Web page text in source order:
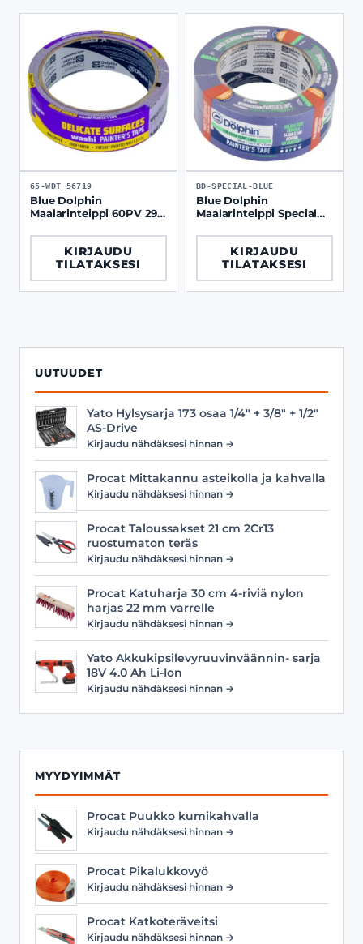
UUTUUDET
Yato Hylsysarja 173 osaa 1/4" + 3/8" + 1/2"
AS-Drive
Kirjaudu nähdäksesi hinnan →
Procat Mittakannu asteikolla ja kahvalla
Kirjaudu nähdäksesi hinnan →
Procat Taloussakset 21 cm 2Cr13
ruostumaton teräs
Kirjaudu nähdäksesi hinnan →
Procat Katuharja 30 cm 4-riviä nylon
harjas 22 mm varrelle
Kirjaudu nähdäksesi hinnan →
Yato Akkukipsilevyruuvinväännin- sarja
18V 4.0 Ah Li-Ion
Kirjaudu nähdäksesi hinnan →
MYYDYIMMÄT
Procat Puukko kumikahvalla
Kirjaudu nähdäksesi hinnan →
Procat Pikalukkovyö
Kirjaudu nähdäksesi hinnan →
Procat Katkoteräveitsi
Kirjaudu nähdäksesi hinnan →
65-WDT_56719
Blue Dolphin
Maalarinteippi 60PV 29
herkät pinnat
KIRJAUDU
TILATAKSESI
BD-SPECIAL-BLUE
Blue Dolphin
Maalarinteippi Special
irrotus
KIRJAUDU
TILATAKSESI